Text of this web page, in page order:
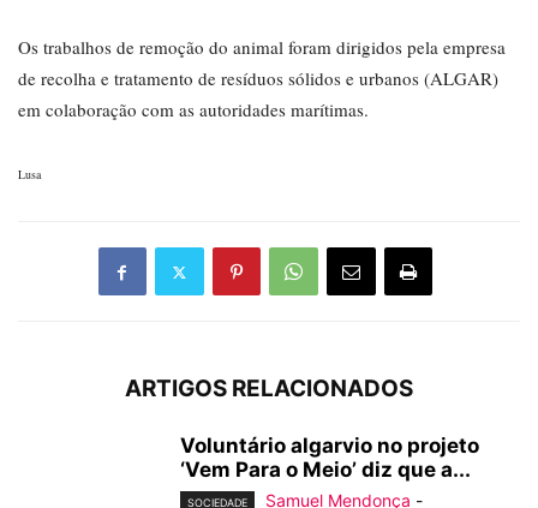
Os trabalhos de remoção do animal foram dirigidos pela empresa
de recolha e tratamento de resíduos sólidos e urbanos (ALGAR)
em colaboração com as autoridades marítimas.
Lusa
ARTIGOS RELACIONADOS
Voluntário algarvio no projeto
‘Vem Para o Meio’ diz que a...
SOCIEDADE Samuel Mendonça -